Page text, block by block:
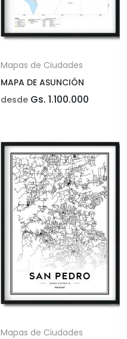
Mapas de Ciudades
MAPA DE ASUNCIÓN
desde Gs. 1.100.000
Mapas de Ciudades